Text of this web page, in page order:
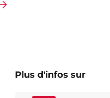
Plus d'infos sur